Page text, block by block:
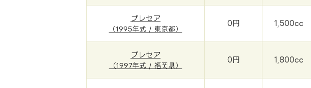
プレセア
（1995年式 / 東京都）
0円 1,500cc
プレセア
（1997年式 / 福岡県）
0円 1,800cc